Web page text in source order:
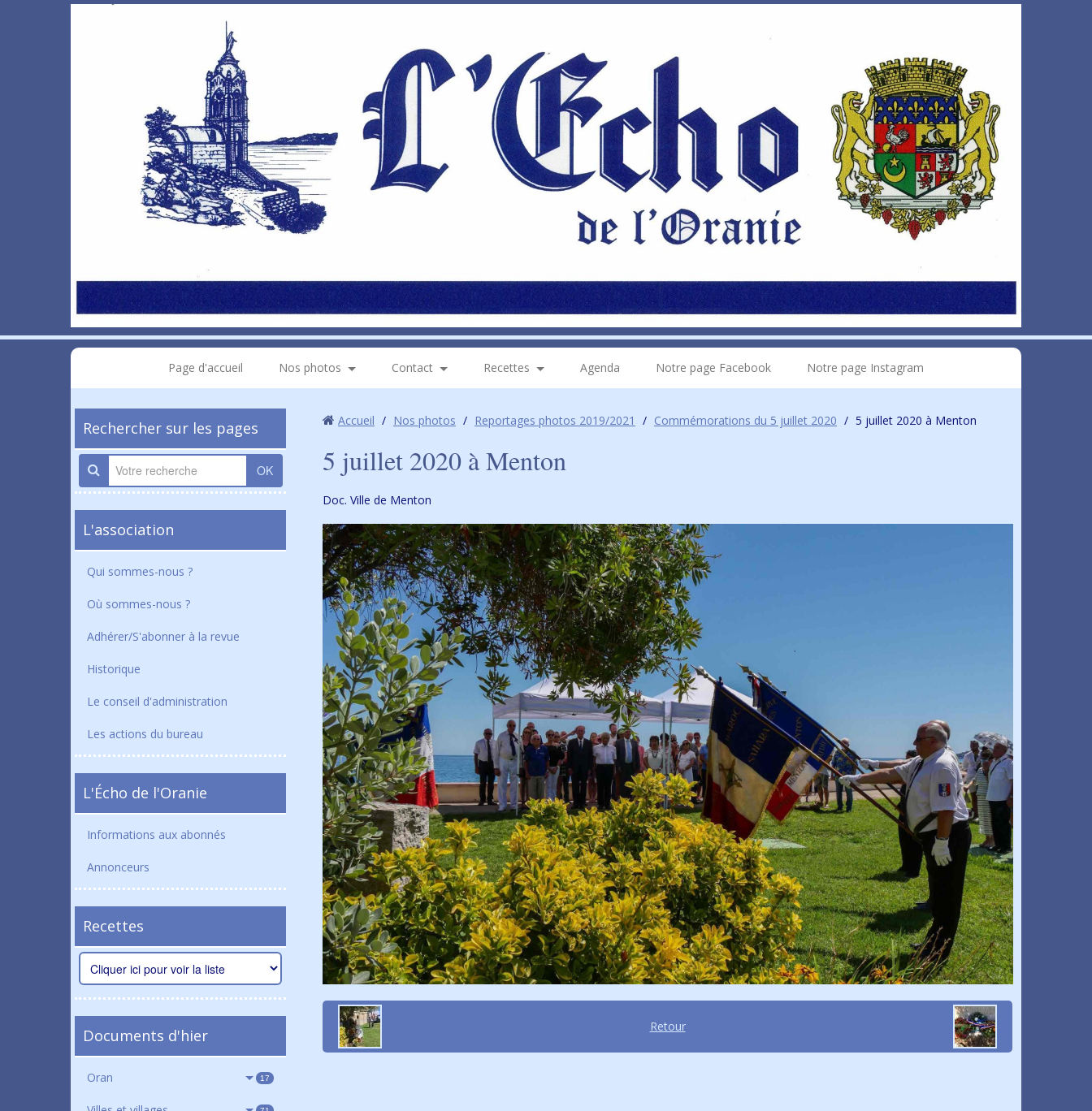
Page d'accueil Nos photos Contact Recettes Agenda Notre page Facebook Notre page Instagram
Rechercher sur les pages
OK
L'association
Qui sommes-nous ?
Où sommes-nous ?
Adhérer/S'abonner à la revue
Historique
Le conseil d'administration
Les actions du bureau
L'Écho de l'Oranie
Informations aux abonnés
Annonceurs
Recettes
Documents d'hier
Oran 17
Accueil / Nos photos / Reportages photos 2019/2021 / Commémorations du 5 juillet 2020 / 5 juillet 2020 à Menton
5 juillet 2020 à Menton
Doc. Ville de Menton
Retour